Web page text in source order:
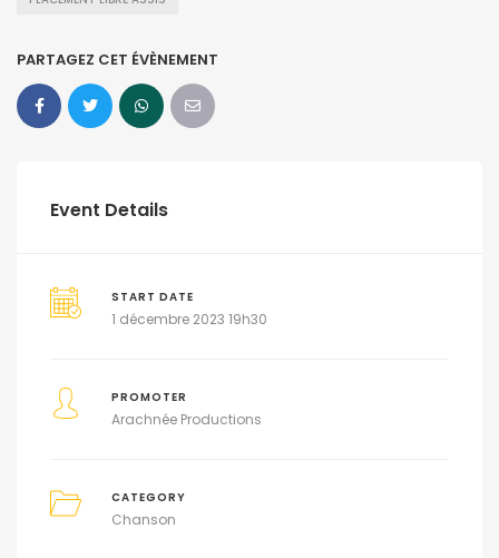
PARTAGEZ CET ÉVÈNEMENT
Event Details
START DATE
1 décembre 2023 19h30
PROMOTER
Arachnée Productions
CATEGORY
Chanson